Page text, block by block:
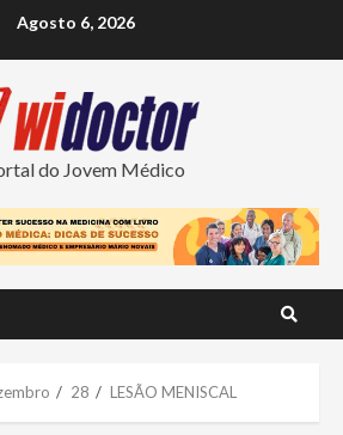
Agosto 6, 2026
do Jovem Médico
28 LESÃO MENISCAL